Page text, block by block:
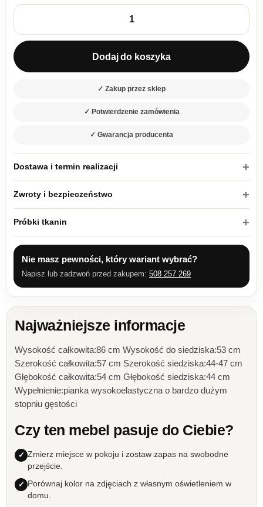
ilość Miedziany fotel na czarnych nogach Casto
Dodaj do koszyka
✓ Zakup przez sklep
✓ Potwierdzenie zamówienia
✓ Gwarancja producenta
Dostawa i termin realizacji
Zwroty i bezpieczeństwo
Próbki tkanin
Nie masz pewności, który wariant wybrać?
Napisz lub zadzwoń przed zakupem: 508 257 269
Najważniejsze informacje
Wysokość całkowita:86 cm Wysokość do siedziska:53 cm
Szerokość całkowita:57 cm Szerokość siedziska:44-47 cm
Głębokość całkowita:54 cm Głębokość siedziska:44 cm
Wypełnienie:pianka wysokoelastyczna o bardzo dużym
stopniu gęstości
Czy ten mebel pasuje do Ciebie?
Zmierz miejsce w pokoju i zostaw zapas na swobodne
przejście.
Porównaj kolor na zdjęciach z własnym oświetleniem w
domu.